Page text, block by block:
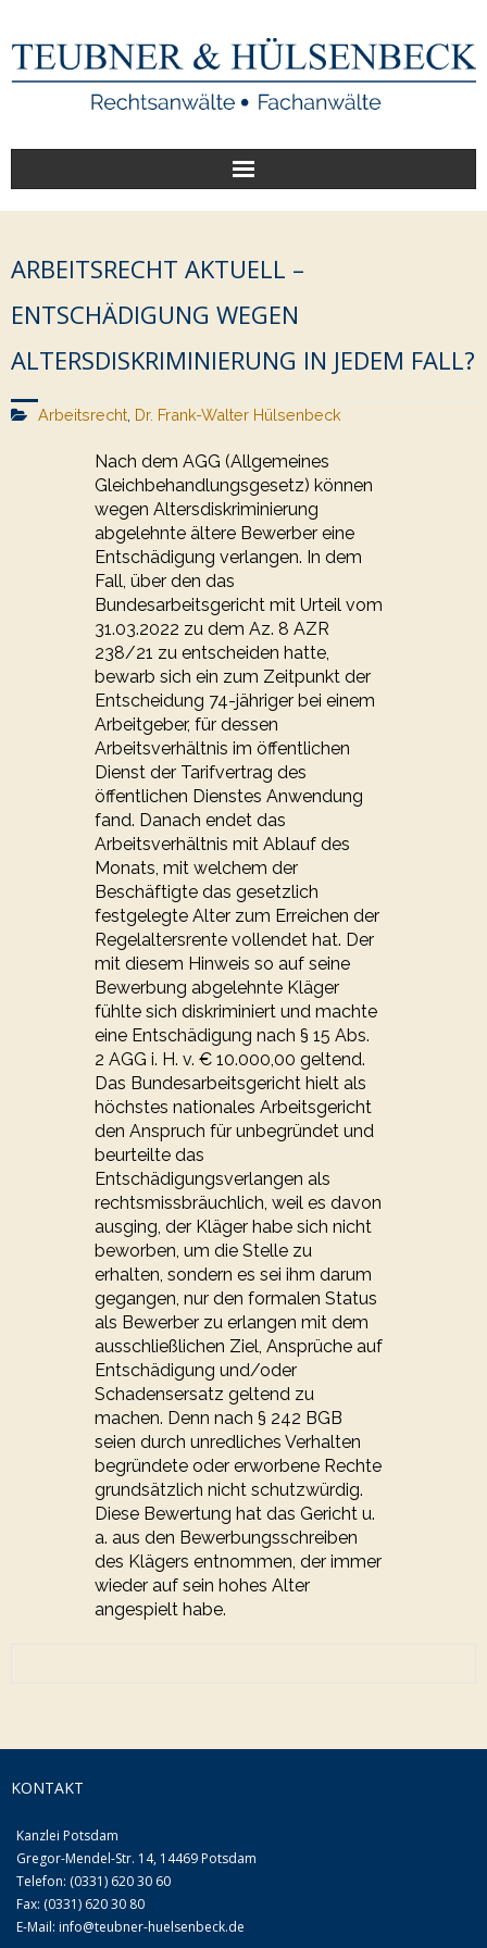
Start
Unsere Leistungen
Veröffentlichungen
ARBEITSRECHT AKTUELL –
ENTSCHÄDIGUNG WEGEN
ALTERSDISKRIMINIERUNG IN JEDEM FALL?
Arbeitsrecht, Dr. Frank-Walter Hülsenbeck
Nach dem AGG (Allgemeines
Gleichbehandlungsgesetz) können
wegen Altersdiskriminierung
abgelehnte ältere Bewerber eine
Entschädigung verlangen. In dem
Fall, über den das
Bundesarbeitsgericht mit Urteil vom
31.03.2022 zu dem Az. 8 AZR
238/21 zu entscheiden hatte,
bewarb sich ein zum Zeitpunkt der
Entscheidung 74-jähriger bei einem
Arbeitgeber, für dessen
Arbeitsverhältnis im öffentlichen
Dienst der Tarifvertrag des
öffentlichen Dienstes Anwendung
fand. Danach endet das
Arbeitsverhältnis mit Ablauf des
Monats, mit welchem der
Beschäftigte das gesetzlich
festgelegte Alter zum Erreichen der
Regelaltersrente vollendet hat. Der
mit diesem Hinweis so auf seine
Bewerbung abgelehnte Kläger
fühlte sich diskriminiert und machte
eine Entschädigung nach § 15 Abs.
2 AGG i. H. v. € 10.000,00 geltend.
Das Bundesarbeitsgericht hielt als
höchstes nationales Arbeitsgericht
den Anspruch für unbegründet und
beurteilte das
Entschädigungsverlangen als
rechtsmissbräuchlich, weil es davon
ausging, der Kläger habe sich nicht
beworben, um die Stelle zu
erhalten, sondern es sei ihm darum
gegangen, nur den formalen Status
als Bewerber zu erlangen mit dem
ausschließlichen Ziel, Ansprüche auf
Entschädigung und/oder
Schadensersatz geltend zu
machen. Denn nach § 242 BGB
seien durch unredliches Verhalten
begründete oder erworbene Rechte
grundsätzlich nicht schutzwürdig.
Diese Bewertung hat das Gericht u.
a. aus den Bewerbungsschreiben
des Klägers entnommen, der immer
wieder auf sein hohes Alter
angespielt habe.
KONTAKT
Kanzlei Potsdam
Gregor-Mendel-Str. 14, 14469 Potsdam
Telefon: (0331) 620 30 60
Fax: (0331) 620 30 80
E-Mail: info@teubner-huelsenbeck.de